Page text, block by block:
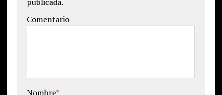
Comentario
Nombre*